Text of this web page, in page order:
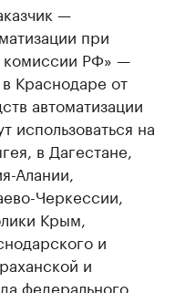
—
при
комиссии РФ» —
Краснодаре от
автоматизации
использоваться на
в Дагестане,
Алании,
Черкессии,
Крым,
и
и
федерального